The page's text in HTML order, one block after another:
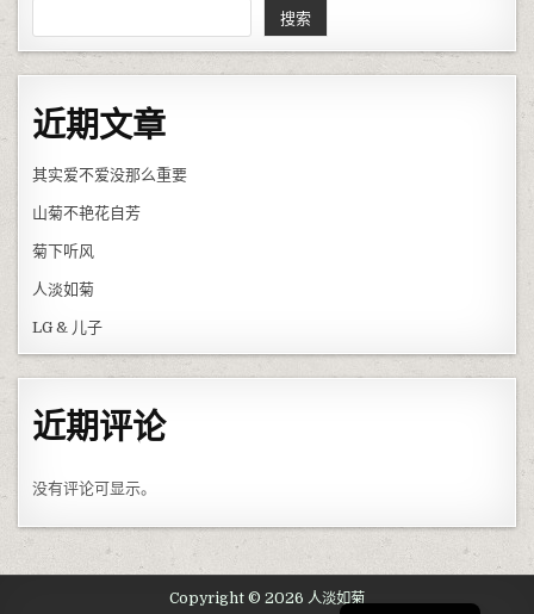
搜索
近期文章
其实爱不爱没那么重要
山菊不艳花自芳
菊下听风
人淡如菊
LG & 儿子
近期评论
没有评论可显示。
Copyright © 2026 人淡如菊